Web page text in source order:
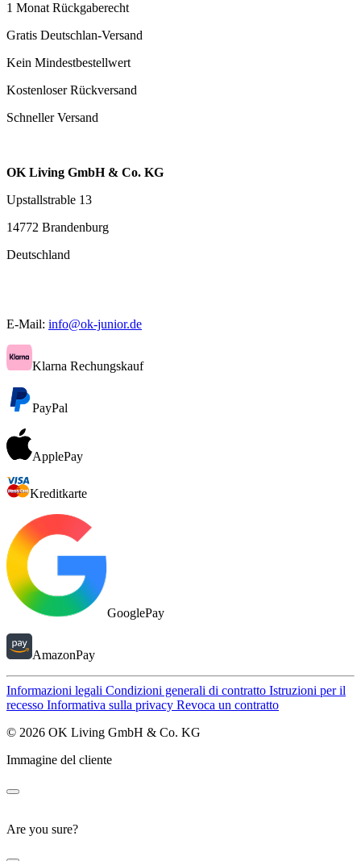
1 Monat Rückgaberecht
Gratis Deutschlan-Versand
Kein Mindestbestellwert
Kostenloser Rückversand
Schneller Versand
OK Living GmbH & Co. KG
Upstallstrable 13
14772 Brandenburg
Deutschland
E-Mail: info@ok-junior.de
Klarna Rechungskauf
PayPal
ApplePay
Kreditkarte
GooglePay
AmazonPay
Informazioni legali Condizioni generali di contratto Istruzioni per il
recesso Informativa sulla privacy Revoca un contratto
© 2026 OK Living GmbH & Co. KG
Immagine del cliente
Are you sure?